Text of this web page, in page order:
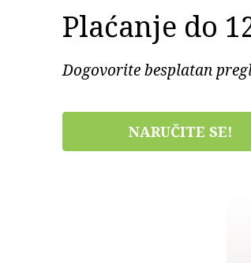
Plaćanje do
Dogovorite besplatan
NARUČITE SE!